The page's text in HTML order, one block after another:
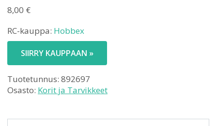
8,00 €
RC-kauppa: Hobbex
SIIRRY KAUPPAAN »
Tuotetunnus: 892697
Osasto: Korit ja Tarvikkeet